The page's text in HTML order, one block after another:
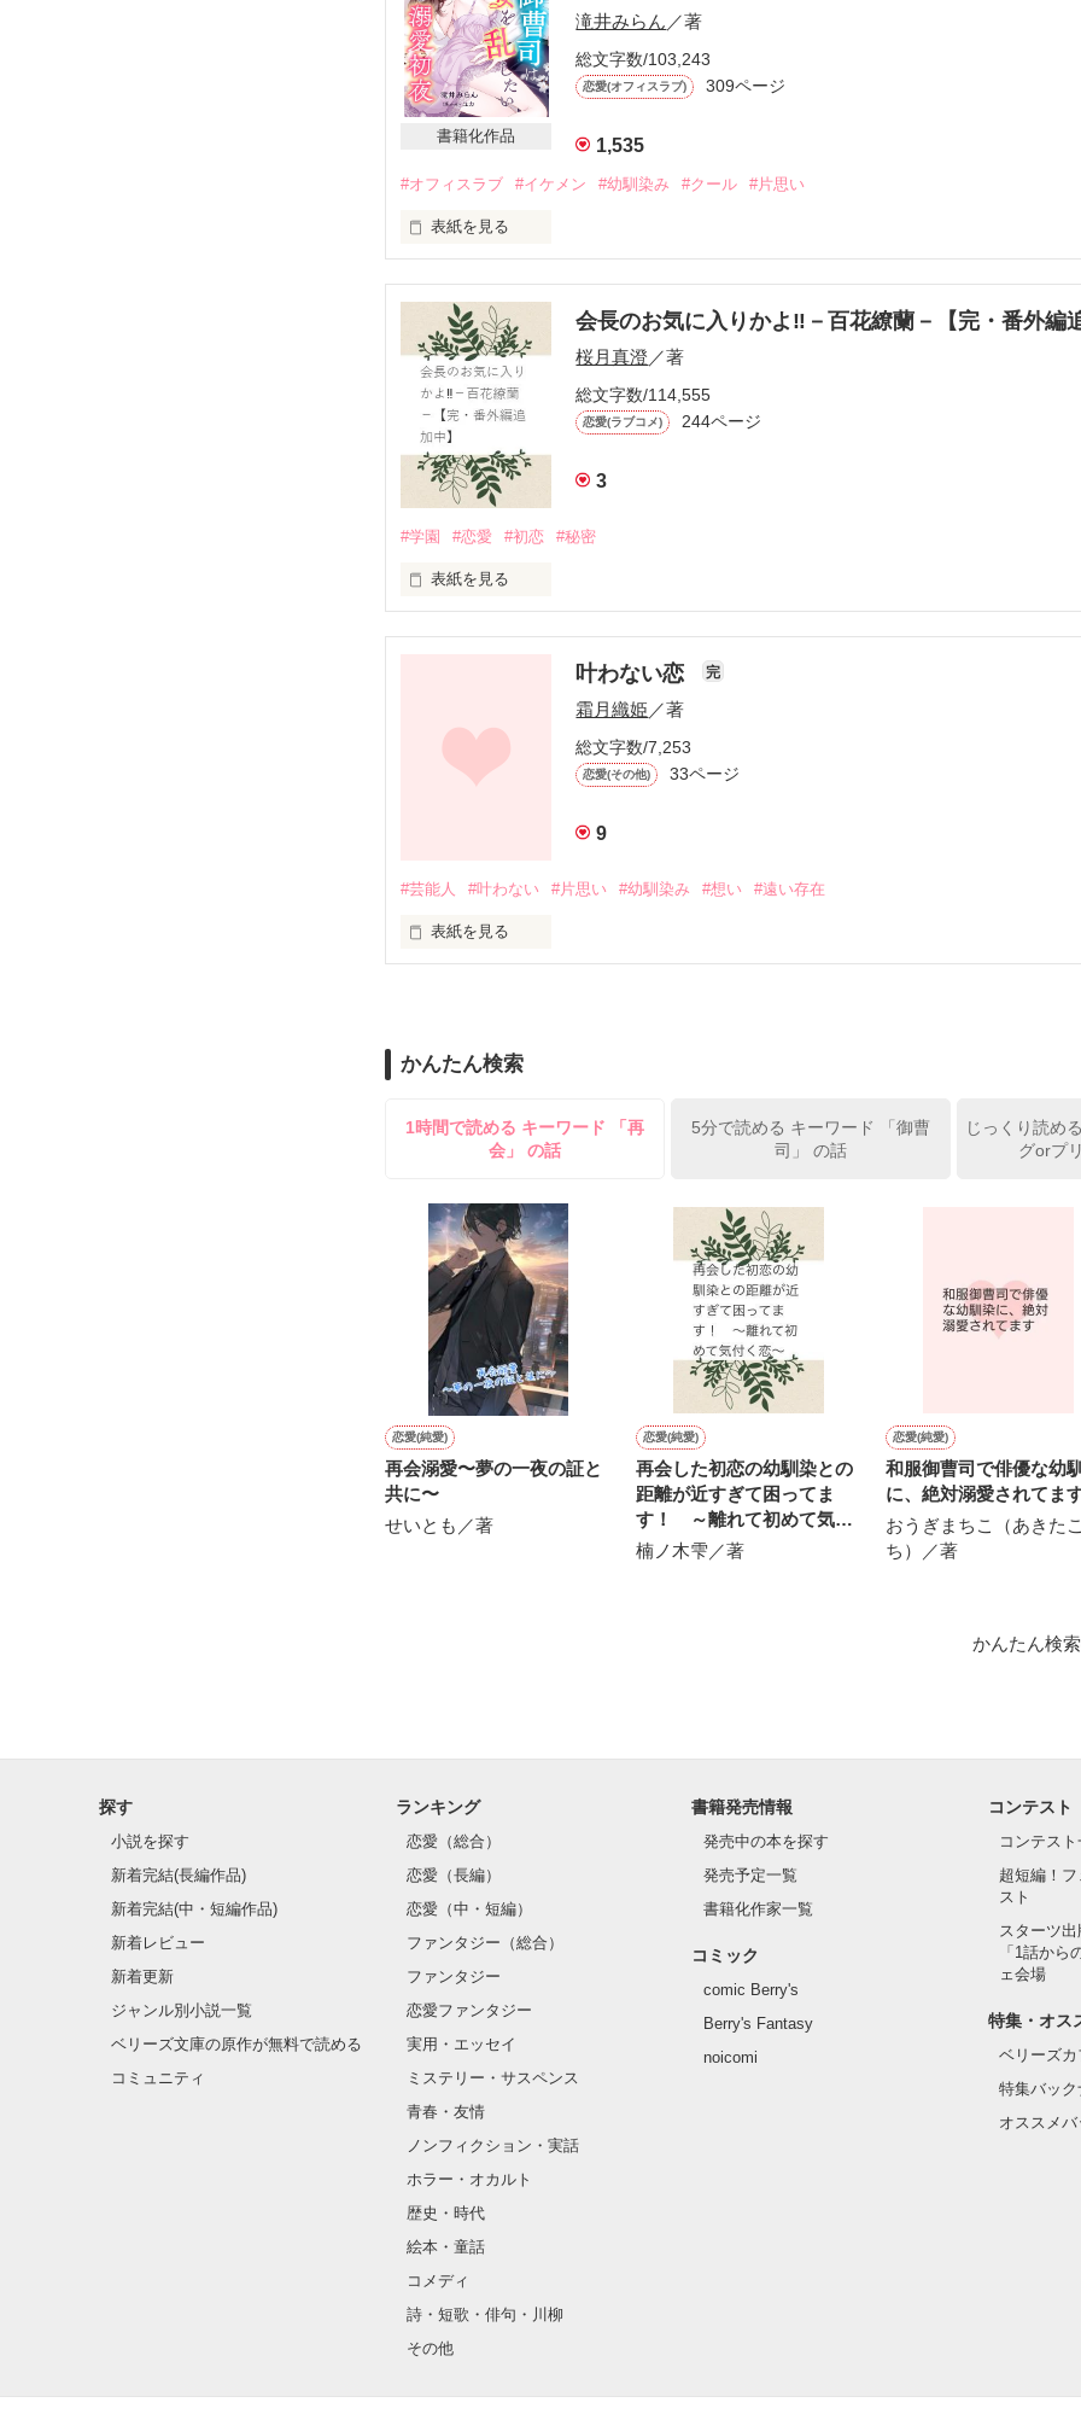
書籍化作品
滝井みらん ／著
総文字数/103,243
恋愛(オフィスラブ) 309ページ
1,535
#オフィスラブ #イケメン #幼馴染み #クール #片思い
表紙を見る
６年振りの再会。
封じてきた想いが再び溢れ出す……。
★本多  永遠(ホンダ トワ)      ２８歳
家電メーカー シリウス  研究所   研究員
   ×
★和久井   杏(ワクイ アン)      ２８歳
2016.3.25～2016.5.12
☆素敵なレビューどうもありがとうございました♥
会長のお気に入りかよ‼－百花繚蘭－【完・番外編
桜月真澄 ／著
総文字数/114,555
恋愛(ラブコメ) 244ページ
3
#学園 #恋愛 #初恋 #秘密
表紙を見る
＋＋＋
裏表の激しい性格の弱みを握られて、雑務をさせられている？
愛称は『蘭』。
なくしたものを探している。
二年、生徒会会長。
湖月の親友の音々からは嫌われている様子。
Asai Nene
一年、湖月の親友。
中学のとき、湖月の隣の家に引っ越してきた。
成績は首席で教師から生徒会入りを勧められるも辞退している。
哀林蔦子
Airin Tsutako
二年、副会長。
黒髪眼鏡、白磁の肌のクールビューティー。
笑ったことがないと噂になるほど。
緒方幹
Ogata Miki
作品を読む
叶わない恋 完
霜月織姫 ／著
総文字数/7,253
恋愛(その他) 33ページ
9
#芸能人 #叶わない #片思い #幼馴染み #想い #遠い存在
表紙を見る
この想い、届くと良いのにな…。
かんたん検索
1時間で読める キーワード 「再
会」 の話
5分で読める キーワード 「御曹
司」 の話
じっくり読め
グorプ
恋愛(純愛)
再会溺愛〜夢の一夜の証と
共に〜
せいとも／著
恋愛(純愛)
再会した初恋の幼馴染との
距離が近すぎて困ってま
す！ ～離れて初めて気付
く恋～
楠ノ木雫／著
恋愛(純愛)
和服御曹司で俳優な幼
に、絶対溺愛されてま
おうぎまちこ（あきた
ち）／著
かんたん検
探す
小説を探す
新着完結(長編作品)
新着完結(中・短編作品)
新着レビュー
新着更新
ジャンル別小説一覧
ベリーズ文庫の原作が無料で読める
コミュニティ
ランキング
恋愛（総合）
恋愛（長編）
恋愛（中・短編）
ファンタジー（総合）
ファンタジー
恋愛ファンタジー
実用・エッセイ
ミステリー・サスペンス
青春・友情
ノンフィクション・実話
ホラー・オカルト
歴史・時代
絵本・童話
コメディ
詩・短歌・俳句・川柳
その他
書籍発売情報
発売中の本を探す
発売予定一覧
書籍化作家一覧
コミック
comic Berry's
Berry's Fantasy
noicomi
コンテスト
コンテスト
超短編！
スト
スターツ
「1話から
ェ会場
特集・オス
ベリーズ
特集バック
オススメ